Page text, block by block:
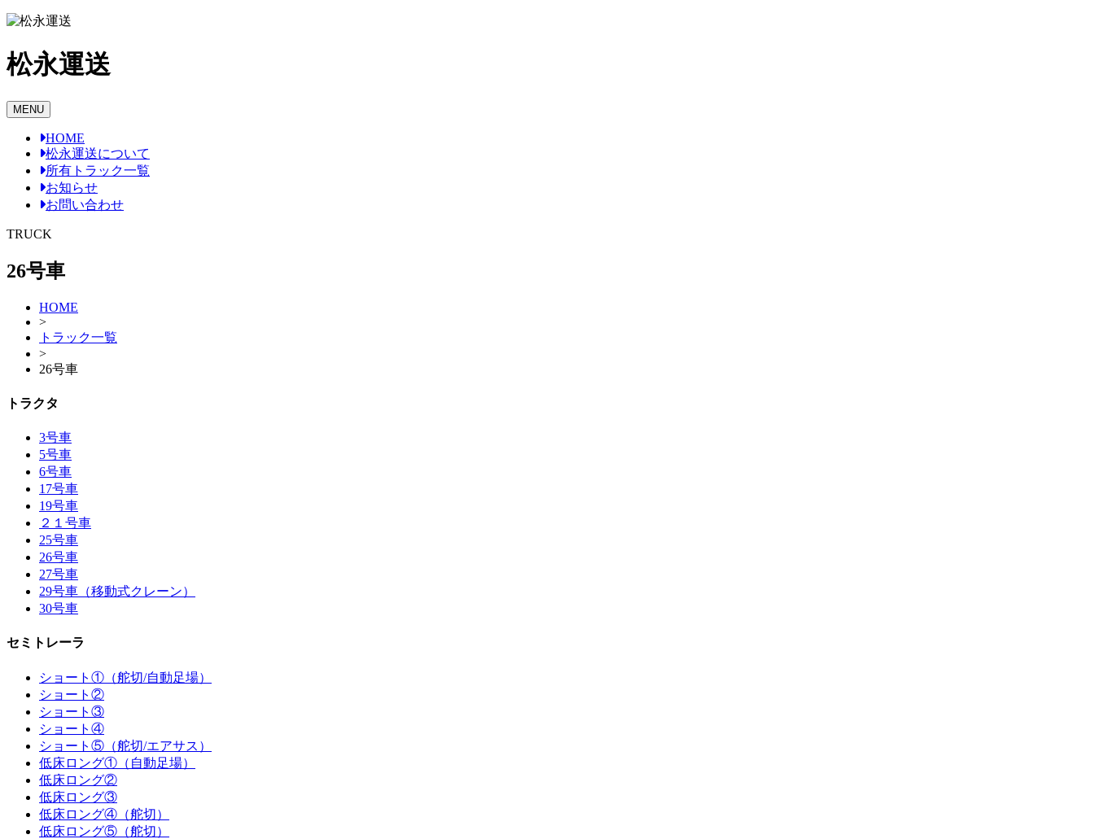
Skip
content
松永運送
MENU
HOME
松永運送について
所有トラック一覧
お知らせ
お問い合わせ
TRUCK
26号車
HOME
>
トラック一覧
>
26号車
トラクタ
3号車
5号車
6号車
17号車
19号車
２１号車
25号車
26号車
27号車
29号車（移動式クレーン）
30号車
セミトレーラ
ショート①（舵切/自動足場）
ショート②
ショート③
ショート④
ショート⑤（舵切/エアサス）
低床ロング①（自動足場）
低床ロング②
低床ロング③
低床ロング④（舵切）
低床ロング⑤（舵切）